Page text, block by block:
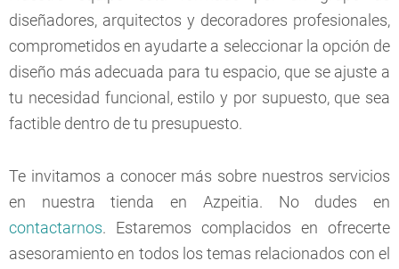
diseñadores, arquitectos y decoradores profesionales,
comprometidos en ayudarte a seleccionar la opción de
diseño más adecuada para tu espacio, que se ajuste a
tu necesidad funcional, estilo y por supuesto, que sea
factible dentro de tu presupuesto.
Te invitamos a conocer más sobre nuestros servicios
en nuestra tienda en Azpeitia. No dudes en
contactarnos. Estaremos complacidos en ofrecerte
asesoramiento en todos los temas relacionados con el